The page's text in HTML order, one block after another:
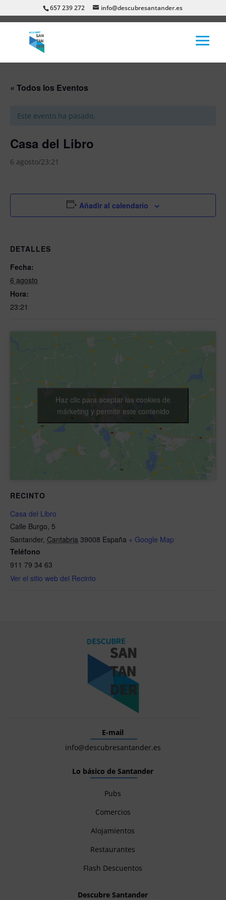
657 239 272 info@descubresantander.es
« Todos los Eventos
Este evento ha pasado.
Casa del Libro
6 agosto/23:21
Añadir al calendario
DETALLES
Fecha:
6 agosto
Hora:
23:21
RECINTO
Casa del Libro
Calle Burgo, 5
Santander, Cantabria 39008 España + Google Map
Teléfono
911 79 34 63
Ver el sitio web del Recinto
Haz clic para aceptar las cookies de
márketing y permitir este contenido
E-mail
info@descubresantander.es
Lo básico de Santander
Pubs
Comercios
Alojamientos
Restaurantes
Flash Descuentos
Descubre Santander